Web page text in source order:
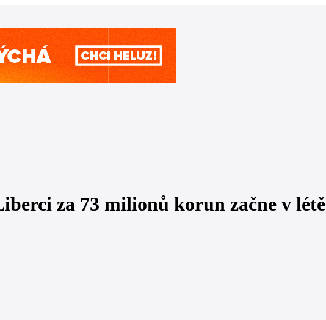
za 73 milionů korun začne v létě